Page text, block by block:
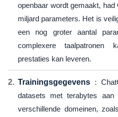
openbaar wordt gemaakt,
miljard parameters. Het is
een nog groter aantal
complexere taalpatronen
prestaties kan leveren.
Trainingsgegevens :
datasets met terabytes aan
verschillende domeinen,